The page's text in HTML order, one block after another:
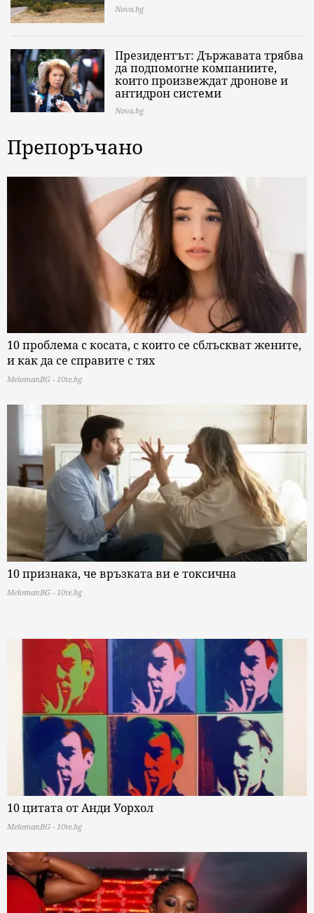
Nova.bg
Президентът: Държавата трябва
да подпомогне компаниите,
които произвеждат дронове и
антидрон системи
Nova.bg
Препоръчано
10 проблема с косата, с които се сблъскват жените,
и как да се справите с тях
MelomanBG - 10te.bg
10 признака, че връзката ви е токсична
MelomanBG - 10te.bg
10 цитата от Анди Уорхол
MelomanBG - 10te.bg